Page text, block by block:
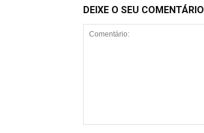
DEIXE O SEU COMENTÁRIO